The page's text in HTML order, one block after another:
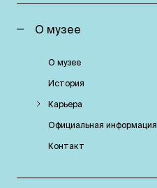
О музее
О музее
История
Карьера
Официальная информация
Контакт